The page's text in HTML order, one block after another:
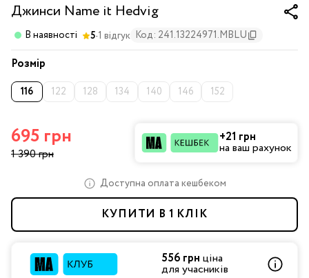
Джинси Name it Hedvig
В наявності 5·1 відгук Код: 241.13224971.MBLU
Розмір
116 122 128 134 140 146 152
695 грн
1 390 грн
+21 грн
на ваш рахунок
Доступна оплата кешбеком
КУПИТИ В 1 КЛІК
556 грн ціна
для учасників